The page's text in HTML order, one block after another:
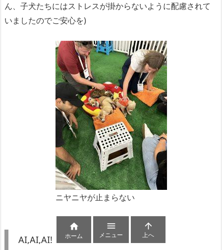
ん、子犬たちにはストレスが掛からないように配慮されて
いましたのでご安心を)
ニヤニヤが止まらない
AI,AI,AI!

ホーム

メニュー

上へ